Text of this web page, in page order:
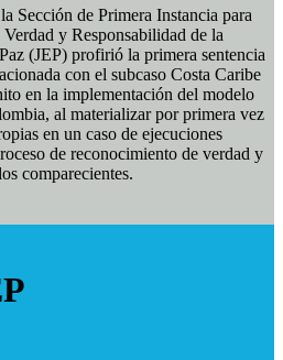
Sección de Primera Instancia para
y Responsabilidad de la
(JEP) profirió la primera sentencia
con el subcaso Costa Caribe
en la implementación del modelo
al materializar por primera vez
en un caso de ejecuciones
de reconocimiento de verdad y
comparecientes.